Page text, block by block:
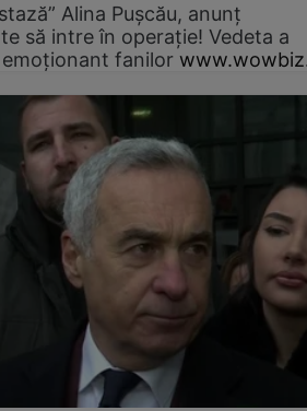
Alina Pușcău, anunț
să intre în operație! Vedeta a
fanilor